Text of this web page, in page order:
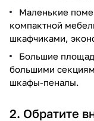
Маленькие
компактной
шкафчиками,
Большие
большими
шкафы-пеналы.
2. Обратите